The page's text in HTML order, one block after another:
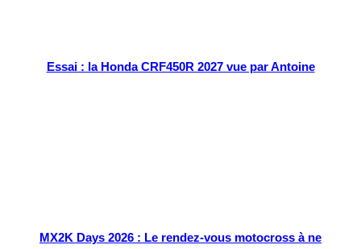
Essai : la Honda CRF450R 2027 vue par Antoine
MX2K Days 2026 : Le rendez-vous motocross à ne